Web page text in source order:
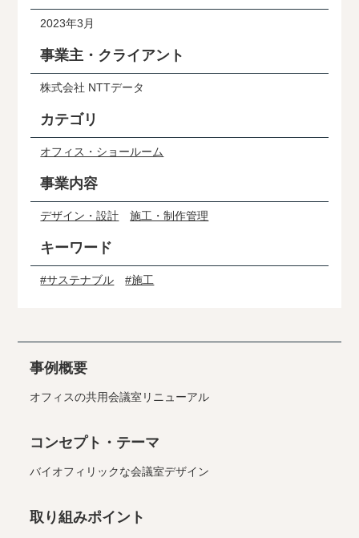
2023年3月
事業主・クライアント
株式会社 NTTデータ
カテゴリ
オフィス・ショールーム
事業内容
デザイン・設計 施工・制作管理
キーワード
#サステナブル #施工
事例概要
オフィスの共用会議室リニューアル
コンセプト・テーマ
バイオフィリックな会議室デザイン
取り組みポイント